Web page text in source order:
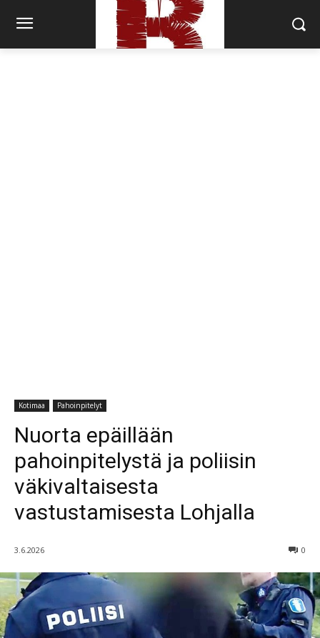
Kotimaa Pahoinpitelyt
Nuorta epäillään
pahoinpitelystä ja poliisin
väkivaltaisesta
vastustamisesta Lohjalla
3.6.2026 0